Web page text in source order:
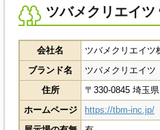
ツバメクリエイツ
会社名
ツバメクリエイツ
ブランド名
ツバメクリエイツ
住所
〒330-0845 埼玉
ホームページ
https://tbm-inc.jp/